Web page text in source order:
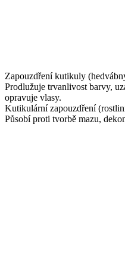
Zapouzdření kutikuly
Prodlužuje trvanlivost barvy,
opravuje vlasy.
Kutikulární zapouzdření
Působí proti tvorbě mazu,